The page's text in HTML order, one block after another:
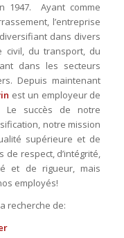
1947. Ayant comme
l’entreprise
dans divers
civil, du transport, du
dans les secteurs
Depuis maintenant
est un employeur de
Le succès de notre
notre mission
supérieure et de
respect, d’intégrité,
et de rigueur, mais
employés!
recherche de: